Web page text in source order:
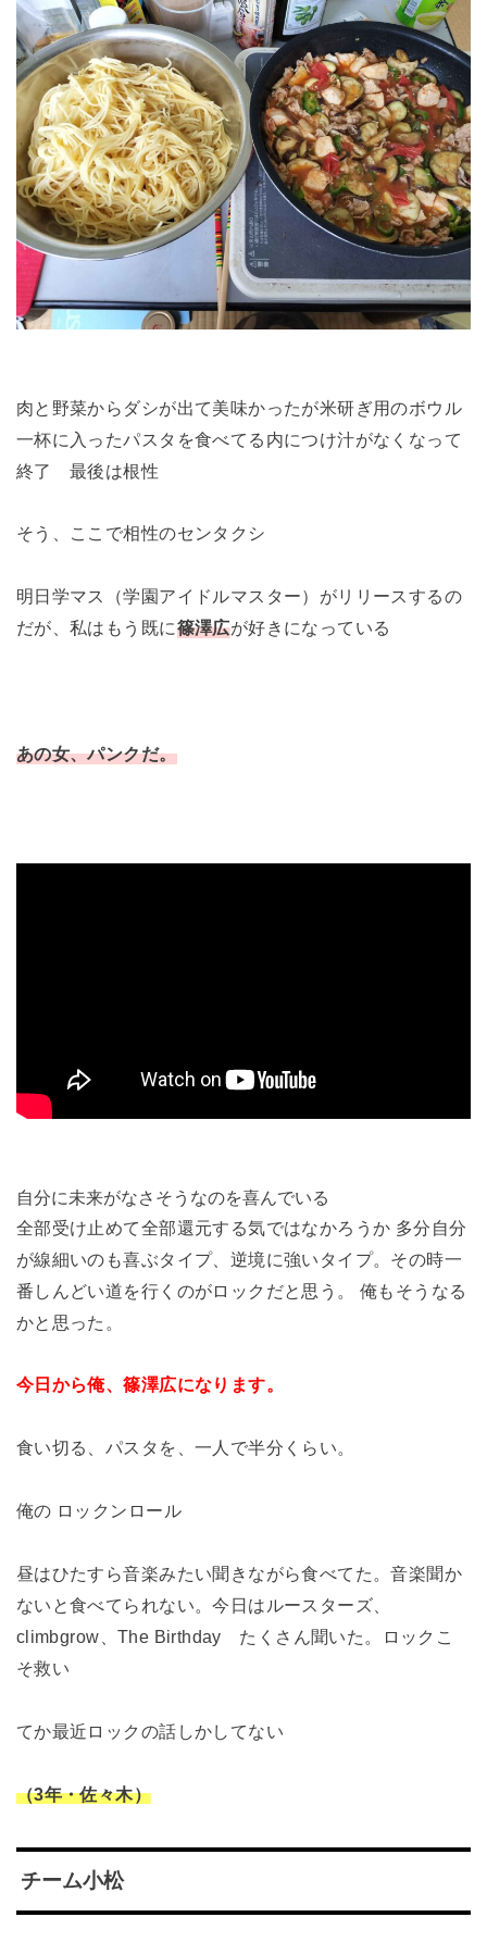
肉と野菜からダシが出て美味かったが米研ぎ用のボウル
一杯に入ったパスタを食べてる内につけ汁がなくなって
終了 最後は根性
そう、ここで相性のセンタクシ
明日学マス（学園アイドルマスター）がリリースするの
だが、私はもう既に篠澤広が好きになっている
あの女、パンクだ。
自分に未来がなさそうなのを喜んでいる
全部受け止めて全部還元する気ではなかろうか 多分自分
が線細いのも喜ぶタイプ、逆境に強いタイプ。 その時一
番しんどい道を行くのがロックだと思う。 俺もそうなる
かと思った。
今日から俺、篠澤広になります。
食い切る、パスタを、一人で半分くらい。
俺の ロックンロール
昼はひたすら音楽みたい聞きながら食べてた。音楽聞か
ないと食べてられない。今日はルースターズ、
climbgrow、The Birthday たくさん聞いた。ロックこ
そ救い
てか最近ロックの話しかしてない
（3年・佐々木）
チーム小松